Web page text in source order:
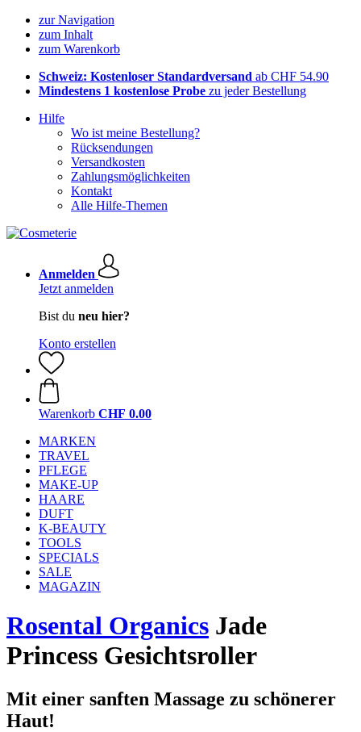
zur Navigation
zum Inhalt
zum Warenkorb
Schweiz: Kostenloser Standardversand ab CHF 54.90
Mindestens 1 kostenlose Probe zu jeder Bestellung
Hilfe
Wo ist meine Bestellung?
Rücksendungen
Versandkosten
Zahlungsmöglichkeiten
Kontakt
Alle Hilfe-Themen
Anmelden
Jetzt anmelden
Bist du neu hier?
Konto erstellen
Warenkorb CHF 0.00
MARKEN
TRAVEL
PFLEGE
MAKE-UP
HAARE
DUFT
K-BEAUTY
TOOLS
SPECIALS
SALE
MAGAZIN
Rosental Organics Jade
Princess Gesichtsroller
Mit einer sanften Massage zu schönerer
Haut!